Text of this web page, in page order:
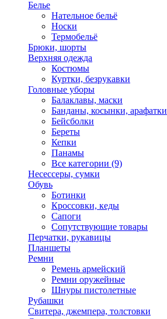
Белье
Нательное бельё
Носки
Термобельё
Брюки, шорты
Верхняя одежда
Костюмы
Куртки, безрукавки
Головные уборы
Балаклавы, маски
Банданы, косынки, арафатки
Бейсболки
Береты
Кепки
Панамы
Все категории (9)
Несессеры, сумки
Обувь
Ботинки
Кроссовки, кеды
Сапоги
Сопутствующие товары
Перчатки, рукавицы
Планшеты
Ремни
Ремень армейский
Ремни оружейные
Шнуры пистолетные
Рубашки
Свитера, джемпера, толстовки